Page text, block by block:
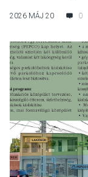
2026 MÁJ 20 0